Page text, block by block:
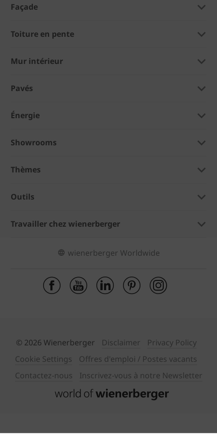
Façade
Toiture en pente
Mur intérieur
Pavés
Énergie
Showrooms
Thèmes
Outils
Travailler chez wienerberger
wienerberger Worldwide
© 2026 Wienerberger Disclaimer
Privacy Policy
Cookie Settings
Offres d'emploi / Postes vacants
Contactez-nous
Inscrivez-vous à notre Newsletter